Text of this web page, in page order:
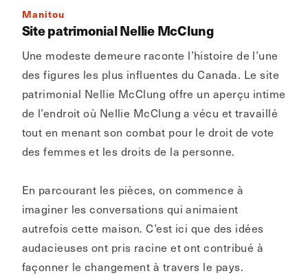
Manitou
Site patrimonial Nellie McClung
Une modeste demeure raconte l’histoire de l’une
des figures les plus influentes du Canada. Le site
patrimonial Nellie McClung offre un aperçu intime
de l’endroit où Nellie McClung a vécu et travaillé
tout en menant son combat pour le droit de vote
des femmes et les droits de la personne.
En parcourant les pièces, on commence à
imaginer les conversations qui animaient
autrefois cette maison. C’est ici que des idées
audacieuses ont pris racine et ont contribué à
façonner le changement à travers le pays.